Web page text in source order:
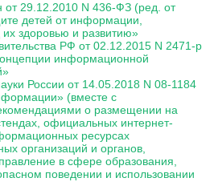
от 29.12.2010 N 436-ФЗ (ред. от
детей от информации,
здоровью и развитию»
РФ от 02.12.2015 N 2471-р
информационной
России от 14.05.2018 N 08-1184
(вместе с
о размещении на
официальных интернет-
ресурсах
организаций и органов,
в сфере образования,
поведении и использовании